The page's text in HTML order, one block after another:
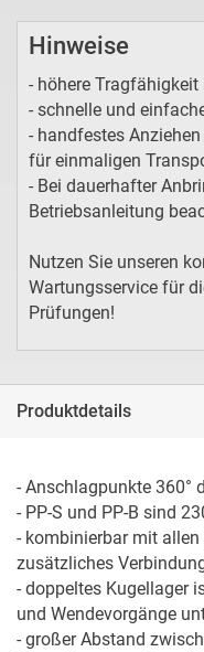
Hinweise
- höhere
- schnelle und
- handfestes
für einmaligen
- Bei dauerhafter
Betriebsanleitung
Nutzen Sie unseren
Wartungsservice für
Prüfungen!
Produktdetails
- Anschlagpunkte 360°
- PP-S und PP-B sind
- kombinierbar mit
zusätzliches
- doppeltes Kugellager
und Wendevorgänge
- großer Abstand